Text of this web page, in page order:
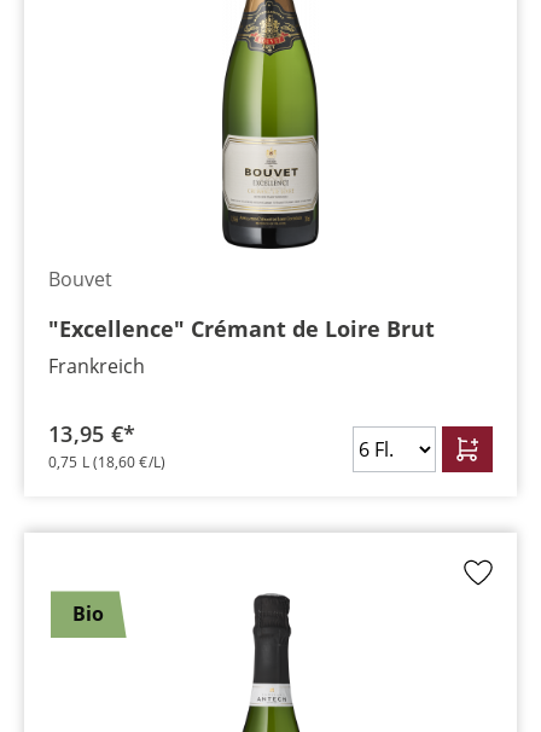
Bouvet
"Excellence" Crémant de Loire Brut
Frankreich
13,95 €*
0,75 L(18,60 €/L)
Bio